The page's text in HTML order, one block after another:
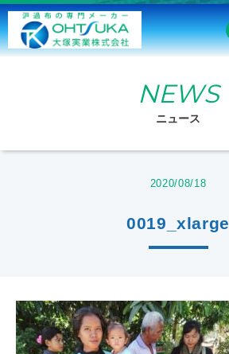
NEWS
ニュース
2020/08/18
0019_xlarge